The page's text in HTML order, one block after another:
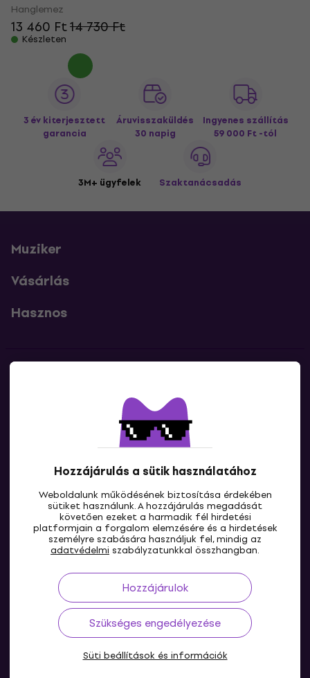
Hozzájárulás a sütik használatához
Weboldalunk működésének biztosítása érdekében
sütiket használunk. A hozzájárulás megadását
követően ezeket a harmadik fél hirdetési
platformjain a forgalom elemzésére és a hirdetések
személyre szabására használjuk fel, mindig az
adatvédelmi szabályzatunkkal összhangban.
Hozzájárulok
Szükséges engedélyezése
Süti beállítások és információk
Hanglemez
13 460 Ft14 730 Ft
Készleten
3 év kiterjesztett
garancia
Áruvisszaküldés
30 napig
Ingyenes szállítás
59 000 Ft -tól
3M+ ügyfelek Szaktanácsadás
Muziker
Vásárlás
Hasznos
Lépj kapcsolatba velünk
HU